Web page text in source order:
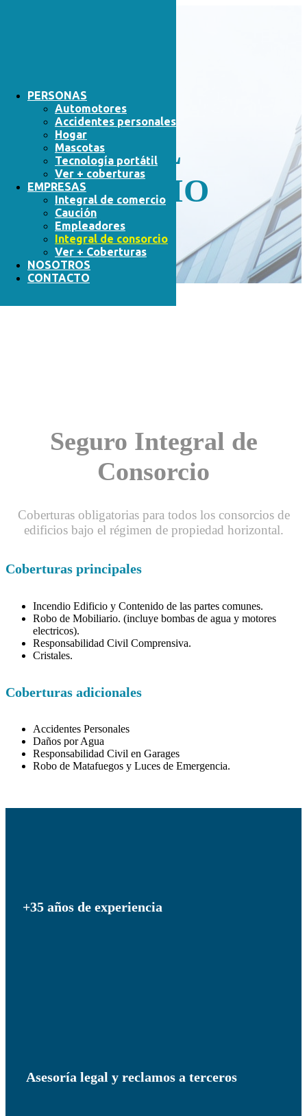
PERSONAS
Automotores
Accidentes personales
Hogar
Mascotas
Tecnología portátil
Ver + coberturas
EMPRESAS
Integral de comercio
Caución
Empleadores
Integral de consorcio
Ver + Coberturas
NOSOTROS
CONTACTO
INTEGRAL
CONSORCIO
COTIZÁ AHORA
Seguro Integral de
Consorcio
Coberturas obligatorias para todos los consorcios de
edificios bajo el régimen de propiedad horizontal.
Coberturas principales
Incendio Edificio y Contenido de las partes comunes.
Robo de Mobiliario. (incluye bombas de agua y motores
electricos).
Responsabilidad Civil Comprensiva.
Cristales.
Coberturas adicionales
Accidentes Personales
Daños por Agua
Responsabilidad Civil en Garages
Robo de Matafuegos y Luces de Emergencia.
+35 años de experiencia
Asesoría legal y reclamos a terceros